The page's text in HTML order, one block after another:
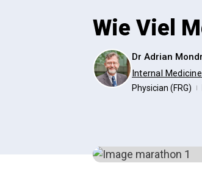
Wie Viel
Dr Adrian
Internal
Physician (FRG) |